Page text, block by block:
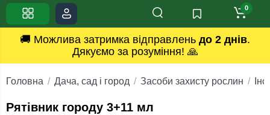
🚚 Можлива затримка відправлень до 2 днів.
Дякуємо за розуміння! 🙏
0
Головна Дача, сад і город Засоби захисту рослин
Рятівник городу 3+11 мл